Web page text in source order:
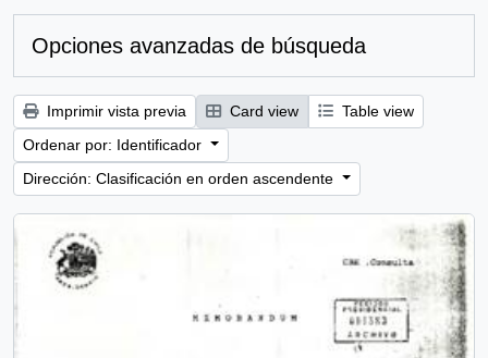
Opciones avanzadas de búsqueda
Imprimir vista previa Card view
Table view
Ordenar por: Identificador
Dirección: Clasificación en orden ascendente